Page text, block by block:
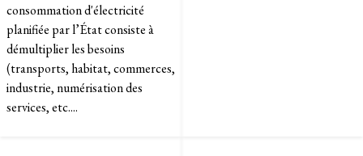
consommation d'électricité
planifiée par l’État consiste à
démultiplier les besoins
(transports, habitat, commerces,
industrie, numérisation des
services, etc....